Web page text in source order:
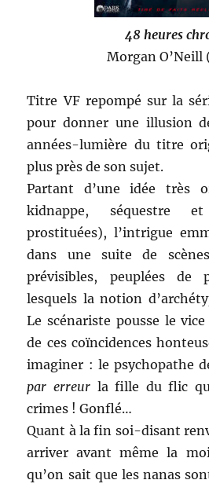
48 heures
Morgan O’Neill
Titre VF repompé sur la
pour donner une illusion
années-lumière du titre
plus près de son sujet.
Partant d’une idée très
kidnappe, séquestre
prostituées), l’intrigue
dans une suite de
prévisibles, peuplées de
lesquels la notion
Le scénariste pousse le
de ces coïncidences
imaginer : le psychopathe
par erreur la fille du flic
crimes ! Gonflé…
Quant à la fin soi-disant
arriver avant même la
qu’on sait que les nanas